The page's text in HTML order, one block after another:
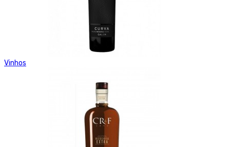
Vinhos